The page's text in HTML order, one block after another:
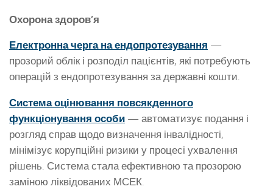
Охорона здоров’я
Електронна черга на ендопротезування —
прозорий облік і розподіл пацієнтів, які потребують
операцій з ендопротезування за державні кошти.
Система оцінювання повсякденного
функціонування особи — автоматизує подання і
розгляд справ щодо визначення інвалідності,
мінімізує корупційні ризики у процесі ухвалення
рішень. Система стала ефективною та прозорою
заміною ліквідованих МСЕК.